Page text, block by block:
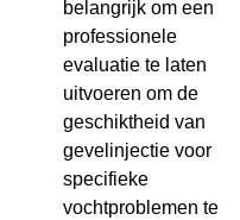
belangrijk om een
professionele
evaluatie te laten
uitvoeren om de
geschiktheid van
gevelinjectie voor
specifieke
vochtproblemen te